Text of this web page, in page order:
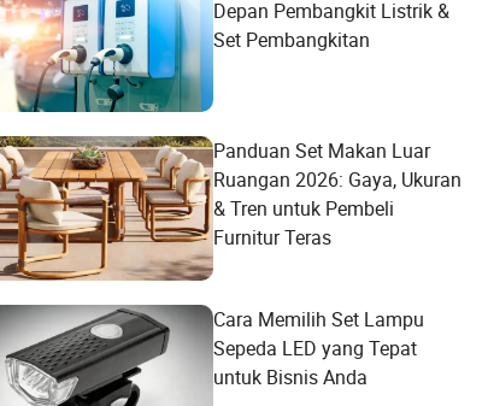
Depan Pembangkit Listrik &
Set Pembangkitan
Panduan Set Makan Luar
Ruangan 2026: Gaya, Ukuran
& Tren untuk Pembeli
Furnitur Teras
Cara Memilih Set Lampu
Sepeda LED yang Tepat
untuk Bisnis Anda